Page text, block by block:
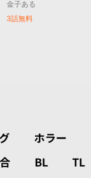
金子ある
3話無料
ホラー
BL TL